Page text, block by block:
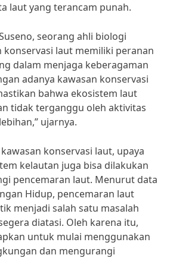
laut yang terancam punah.
seorang ahli biologi
konservasi laut memiliki peranan
dalam menjaga keberagaman
adanya kawasan konservasi
bahwa ekosistem laut
tidak terganggu oleh aktivitas
ujarnya.
konservasi laut, upaya
kelautan juga bisa dilakukan
pencemaran laut. Menurut data
Hidup, pencemaran laut
menjadi salah satu masalah
diatasi. Oleh karena itu,
untuk mulai menggunakan
dan mengurangi